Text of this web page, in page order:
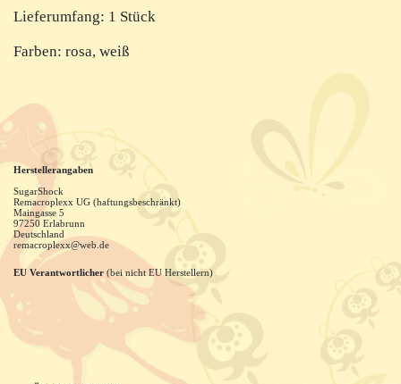
Lieferumfang: 1 Stück
Farben: rosa, weiß
Herstellerangaben
SugarShock
Remacroplexx UG (haftungsbeschränkt)
Maingasse 5
97250 Erlabrunn
Deutschland
remacroplexx@web.de
EU Verantwortlicher (bei nicht EU Herstellern)